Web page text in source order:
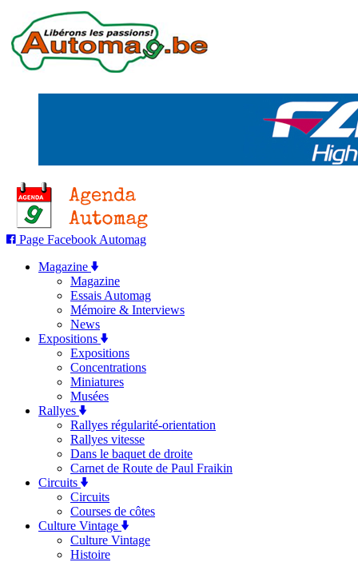
Page Facebook Automag
Magazine
Magazine
Essais Automag
Mémoire & Interviews
News
Expositions
Expositions
Concentrations
Miniatures
Musées
Rallyes
Rallyes régularité-orientation
Rallyes vitesse
Dans le baquet de droite
Carnet de Route de Paul Fraikin
Circuits
Circuits
Courses de côtes
Culture Vintage
Culture Vintage
Histoire